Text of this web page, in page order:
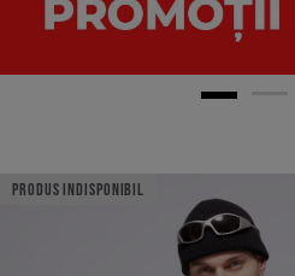
PRODUS INDISPONIBIL